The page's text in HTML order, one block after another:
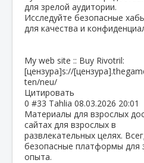
для зрелой аудитории.
Исследуйте безопасные
для качества и
My web site :: Buy Rivotril:
[цензура]s://
ten/neu/
Цитировать
0 #33 Tahlia 08.03.2026 20:01
Материалы для взрослых
сайтах для взрослых в
развлекательных целях.
безопасные платформы для
опыта.